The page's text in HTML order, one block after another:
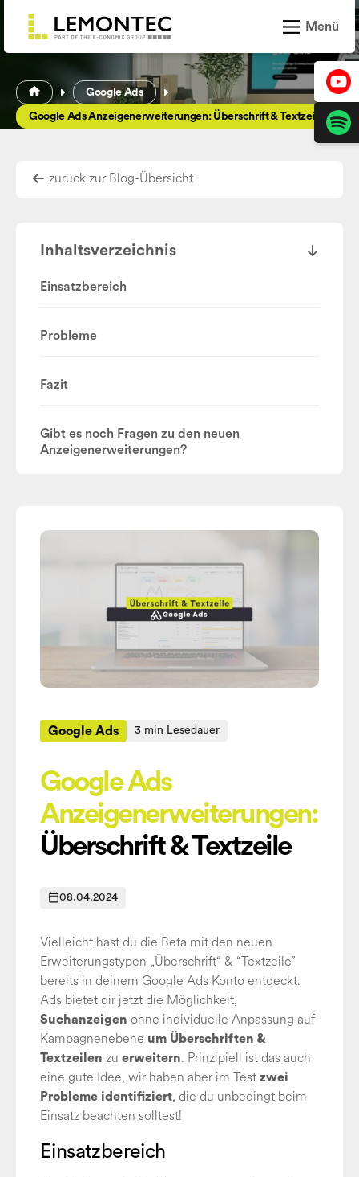
Menü
Leistungen
Projekte
Google Ads
Google Ads Anzeigenerweiterungen: Überschrift & Textzeile
zurück zur Blog-Übersicht
Inhaltsverzeichnis
Einsatzbereich
Probleme
Fazit
Gibt es noch Fragen zu den neuen
Anzeigenerweiterungen?
Google Ads 3 min Lesedauer
Google Ads
Anzeigenerweiterungen:
Überschrift & Textzeile
08.04.2024
Vielleicht hast du die Beta mit den neuen
Erweiterungstypen „Überschrift“ & “Textzeile”
bereits in deinem Google Ads Konto entdeckt.
Ads bietet dir jetzt die Möglichkeit,
Suchanzeigen ohne individuelle Anpassung auf
Kampagnenebene um Überschriften &
Textzeilen zu erweitern. Prinzipiell ist das auch
eine gute Idee, wir haben aber im Test zwei
Probleme identifiziert, die du unbedingt beim
Einsatz beachten solltest!
Einsatzbereich